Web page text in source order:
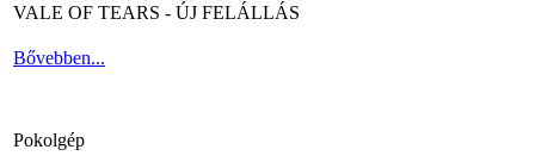
VALE OF TEARS - ÚJ FELÁLLÁS
Bővebben...
Pokolgép